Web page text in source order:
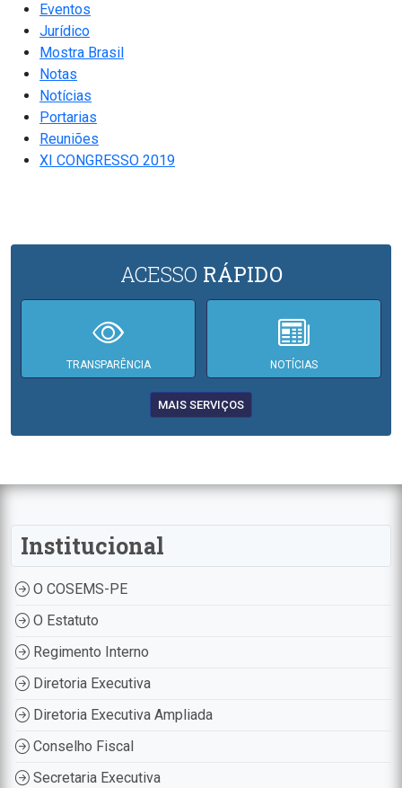
Eventos
Jurídico
Mostra Brasil
Notas
Notícias
Portarias
Reuniões
XI CONGRESSO 2019
ACESSO RÁPIDO
TRANSPARÊNCIA NOTÍCIAS
MAIS SERVIÇOS
Institucional
O COSEMS-PE
O Estatuto
Regimento Interno
Diretoria Executiva
Diretoria Executiva Ampliada
Conselho Fiscal
Secretaria Executiva